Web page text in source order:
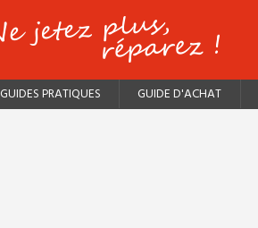
GUIDES PRATIQUES GUIDE D'ACHAT